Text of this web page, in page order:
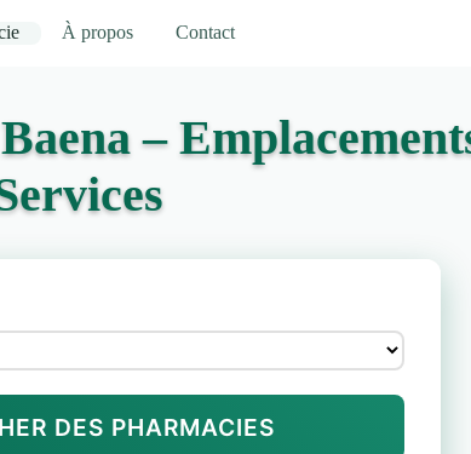
À propos Contact
–
DES PHARMACIES